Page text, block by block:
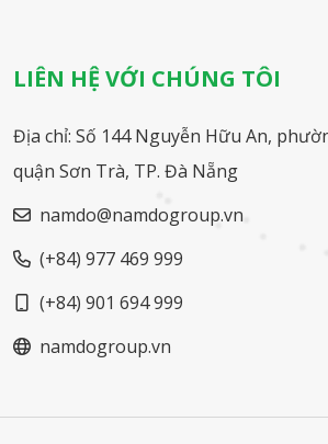
LIÊN HỆ VỚI CHÚNG TÔI
Địa chỉ: Số 144 Nguyễn Hữu An,
quận Sơn Trà, TP. Đà Nẵng
namdo@namdogroup.vn
(+84) 977 469 999
(+84) 901 694 999
namdogroup.vn